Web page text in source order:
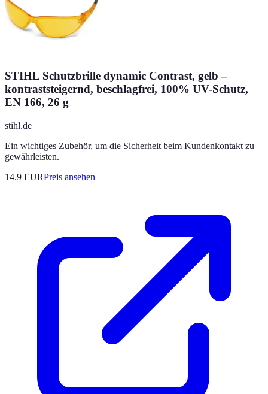
STIHL Schutzbrille dynamic Contrast, gelb –
kontraststeigernd, beschlagfrei, 100% UV-Schutz,
EN 166, 26 g
stihl.de
Ein wichtiges Zubehör, um die Sicherheit beim Kundenkontakt zu
gewährleisten.
14.9 EURPreis ansehen